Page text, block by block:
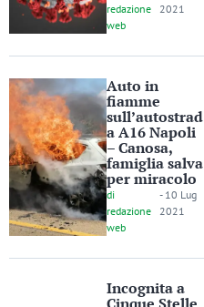
redazione
web
2021
Auto in
fiamme
sull’autostrad
a A16 Napoli
– Canosa,
famiglia salva
per miracolo
di
redazione
web
- 10 Lug
2021
Incognita a